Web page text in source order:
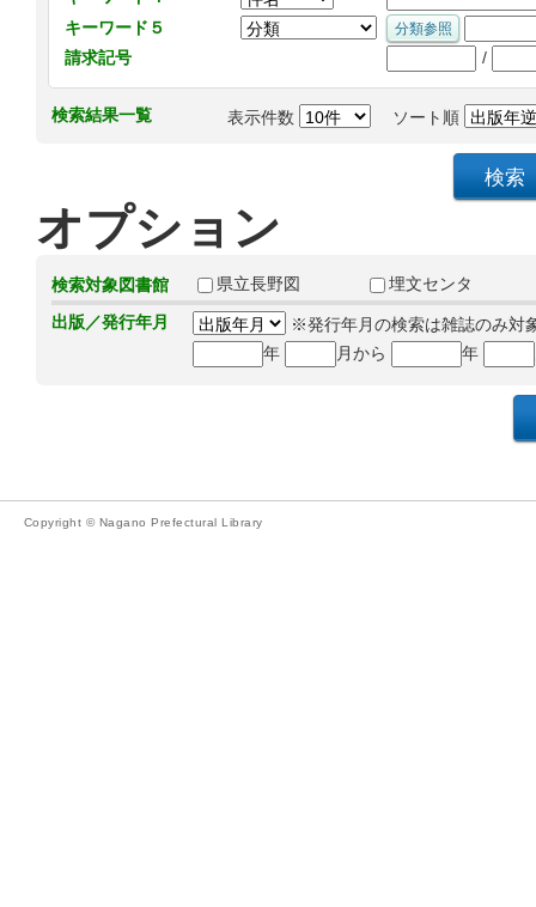
キーワード５
請求記号
/
検索結果一覧 表示件数 ソート順
オプション
検索対象図書館 県立長野図
埋文センタ
出版／発行年月
※発行年月の検索は雑誌のみ対
年
月から 年
Copyright © Nagano Prefectural Library